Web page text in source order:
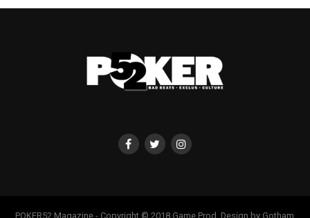
POKER52 Magazine - Copyright © 2018 Game Prod. Design by Gotham